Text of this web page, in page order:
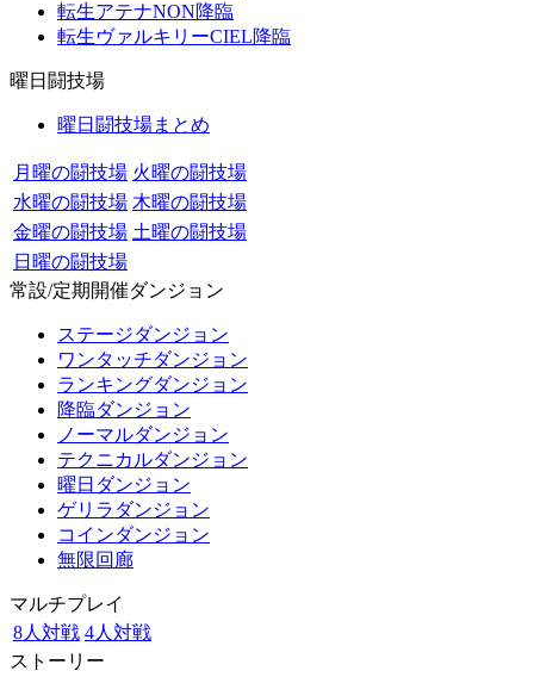
転生アテナNON降臨
転生ヴァルキリーCIEL降臨
曜日闘技場
曜日闘技場まとめ
月曜の闘技場 火曜の闘技場
水曜の闘技場 木曜の闘技場
金曜の闘技場 土曜の闘技場
日曜の闘技場
常設/定期開催ダンジョン
ステージダンジョン
ワンタッチダンジョン
ランキングダンジョン
降臨ダンジョン
ノーマルダンジョン
テクニカルダンジョン
曜日ダンジョン
ゲリラダンジョン
コインダンジョン
無限回廊
マルチプレイ
8人対戦 4人対戦
ストーリー